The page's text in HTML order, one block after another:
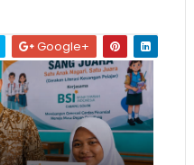
Google+